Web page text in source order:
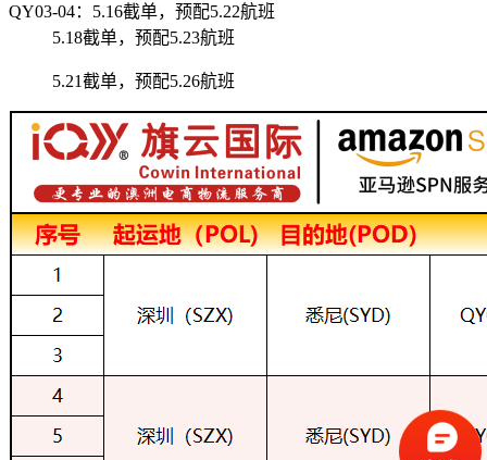
QY03-04：5.16截单，预配5.22航班
5.18截单，预配5.23航班
5.21截单，预配5.26航班